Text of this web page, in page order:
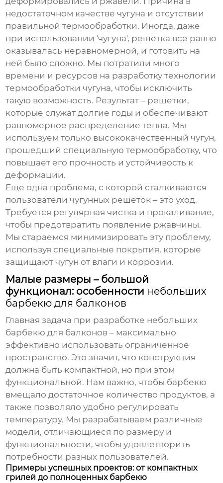
недостаточном качестве чугуна и отсутствии
правильной термообработки. Иногда, даже
при использовании 'чугуна', решетка все равно
оказывалась неравномерной, и готовить на
ней было сложно. Мы потратили много
времени и ресурсов на разработку технологии
термообработки чугуна, чтобы исключить
такую возможность. Результат – решетки,
которые служат долгие годы и обеспечивают
равномерное распределение тепла. Мы
используем только высококачественный чугун,
прошедший специальную термообработку, что
повышает его прочность и устойчивость к
деформации.
Еще одна проблема, с которой сталкиваются
пользователи чугунных решеток – это уход.
Требуется регулярная чистка и прокаливание,
чтобы предотвратить появление ржавчины.
Мы стараемся минимизировать эту проблему,
используя специальные покрытия, которые
защищают чугун от влаги и коррозии.
Малые размеры – большой
функционал: особенности небольших
барбекю для балконов
Главная задача при разработке небольших
барбекю для балконов – максимально
эффективно использовать ограниченное
пространство. Это значит, что конструкция
должна быть компактной, но при этом
функциональной. Нам важно, чтобы барбекю
вмещало достаточное количество продуктов, а
также позволяло удобно регулировать
температуру. Мы разрабатываем различные
модели, отличающиеся по размеру и
функциональности, чтобы удовлетворить
потребности разных пользователей.
Примеры успешных проектов: от компактных
грилей до полноценных барбекю